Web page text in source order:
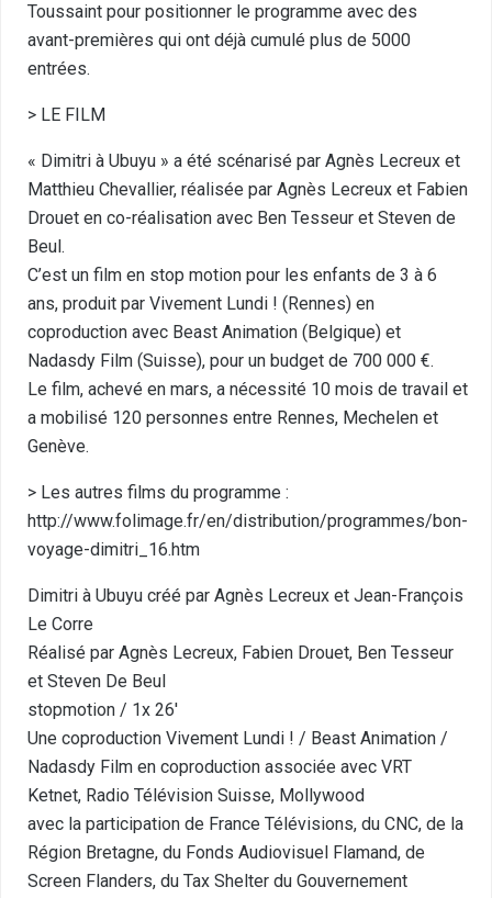
Toussaint pour positionner le programme avec des
avant-premières qui ont déjà cumulé plus de 5000
entrées.
> LE FILM
« Dimitri à Ubuyu » a été scénarisé par Agnès Lecreux et
Matthieu Chevallier, réalisée par Agnès Lecreux et Fabien
Drouet en co-réalisation avec Ben Tesseur et Steven de
Beul.
C’est un film en stop motion pour les enfants de 3 à 6
ans, produit par Vivement Lundi ! (Rennes) en
coproduction avec Beast Animation (Belgique) et
Nadasdy Film (Suisse), pour un budget de 700 000 €.
Le film, achevé en mars, a nécessité 10 mois de travail et
a mobilisé 120 personnes entre Rennes, Mechelen et
Genève.
> Les autres films du programme :
http://www.folimage.fr/en/distribution/programmes/bon-
voyage-dimitri_16.htm
Dimitri à Ubuyu créé par Agnès Lecreux et Jean-François
Le Corre
Réalisé par Agnès Lecreux, Fabien Drouet, Ben Tesseur
et Steven De Beul
stopmotion / 1x 26′
Une coproduction Vivement Lundi ! / Beast Animation /
Nadasdy Film en coproduction associée avec VRT
Ketnet, Radio Télévision Suisse, Mollywood
avec la participation de France Télévisions, du CNC, de la
Région Bretagne, du Fonds Audiovisuel Flamand, de
Screen Flanders, du Tax Shelter du Gouvernement